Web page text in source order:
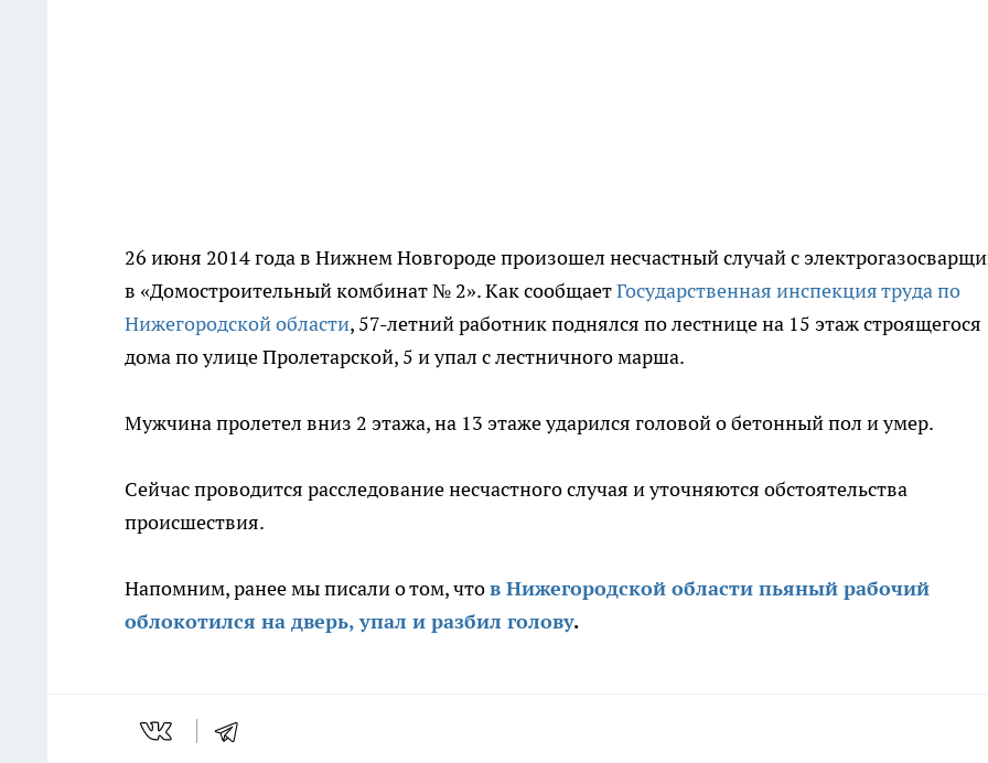
26 июня 2014 года в Нижнем Новгороде произошел несчастный случай с
в «Домостроительный комбинат № 2». Как сообщаетГосударственная инспекция труда по
Нижегородской области, 57-летний работник поднялся по лестнице на 15 этаж строящегося
дома по улице Пролетарской, 5 и упал с лестничного марша.
Мужчина пролетел вниз 2 этажа, на 13 этаже ударился головой о бетонный пол и умер.
Сейчас проводится расследование несчастного случая и уточняются обстоятельства
происшествия.
Напомним, ранее мы писали о том, чтов Нижегородской области пьяный рабочий
облокотился на дверь, упал и разбил голову.